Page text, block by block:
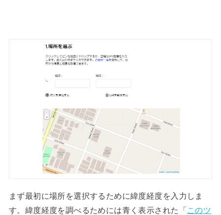
まず最初に場所を選択するために緯度経度を入力しま
す。緯度経度を調べるためには青く表示された「このツ